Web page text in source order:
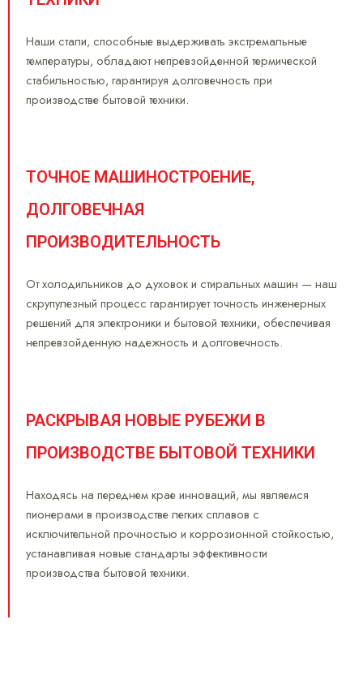
Наши стали, способные выдерживать экстремальные
температуры, обладают непревзойденной термической
стабильностью, гарантируя долговечность при
производстве бытовой техники.
ТОЧНОЕ МАШИНОСТРОЕНИЕ,
ДОЛГОВЕЧНАЯ
ПРОИЗВОДИТЕЛЬНОСТЬ
От холодильников до духовок и стиральных машин — наш
скрупулезный процесс гарантирует точность инженерных
решений для электроники и бытовой техники, обеспечивая
непревзойденную надежность и долговечность.
РАСКРЫВАЯ НОВЫЕ РУБЕЖИ В
ПРОИЗВОДСТВЕ БЫТОВОЙ ТЕХНИКИ
Находясь на переднем крае инноваций, мы являемся
пионерами в производстве легких сплавов с
исключительной прочностью и коррозионной стойкостью,
устанавливая новые стандарты эффективности
производства бытовой техники.